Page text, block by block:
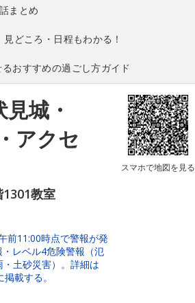
まとめ
どころ・日程もわかる！
おすすめの過ごし方ガイド
城・
アクセ
教室
スマホで地図を見る
前11:00時点で警報が発
レベル4危険警報（氾
土砂災害）。詳細は
載する。